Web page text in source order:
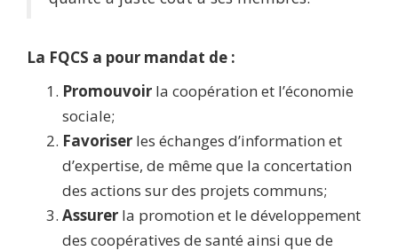
La FQCS a pour mandat de :
Promouvoir la coopération et l’économie
sociale;
Favoriser les échanges d’information et
d’expertise, de même que la concertation
des actions sur des projets communs;
Assurer la promotion et le développement
des coopératives de santé ainsi que de